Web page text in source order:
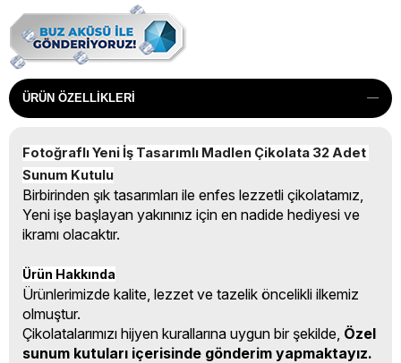
ÜRÜN ÖZELLIKLERI
Fotoğraflı Yeni İş Tasarımlı Madlen Çikolata 32 Adet
Sunum Kutulu
Birbirinden şık tasarımları ile enfes lezzetli çikolatamız,
Yeni işe başlayan yakınınız için en nadide hediyesi ve
ikramı olacaktır.
Ürün Hakkında
Ürünlerimizde kalite, lezzet ve tazelik öncelikli ilkemiz
olmuştur.
Çikolatalarımızı hijyen kurallarına uygun bir şekilde, Özel
sunum kutuları içerisinde gönderim yapmaktayız.